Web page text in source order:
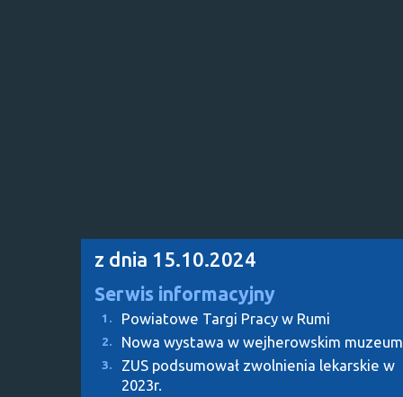
z dnia 15.10.2024
Serwis informacyjny
1. Powiatowe Targi Pracy w Rumi
2. Nowa wystawa w wejherowskim muzeum
3.
ZUS podsumował zwolnienia lekarskie w
2023r.